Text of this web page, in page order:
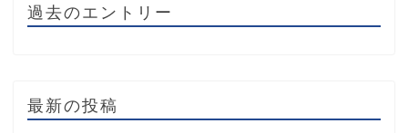
過去のエントリー
最新の投稿